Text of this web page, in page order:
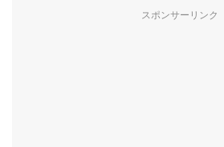
スポンサーリンク